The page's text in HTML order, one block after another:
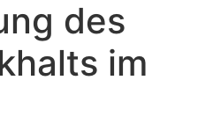
des
im